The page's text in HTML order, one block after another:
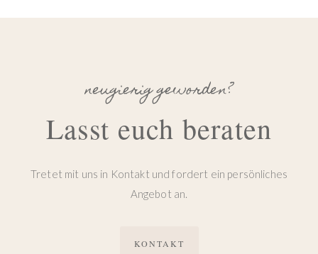
neugierig geworden?
Lasst euch beraten
Tretet mit uns in Kontakt und fordert ein persönliches
Angebot an.
KONTAKT